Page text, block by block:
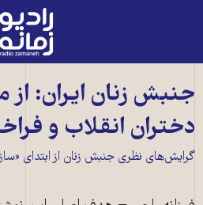
رادیو
زمانه
به
صفحه
اصلی
جنبش زنان ایران: از
دختران انقلاب و
گرایش‌های نظری جنبش زنان از ابتدای